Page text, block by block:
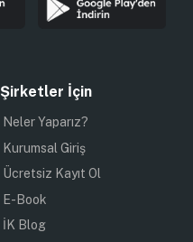
Şirketler İçin
Neler Yaparız?
Kurumsal Giriş
Ücretsiz Kayıt Ol
E-Book
İK Blog